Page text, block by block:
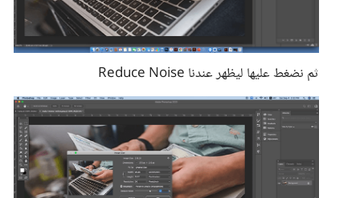
ثم نضغط عليها ليظهر عندنا Reduce Noise